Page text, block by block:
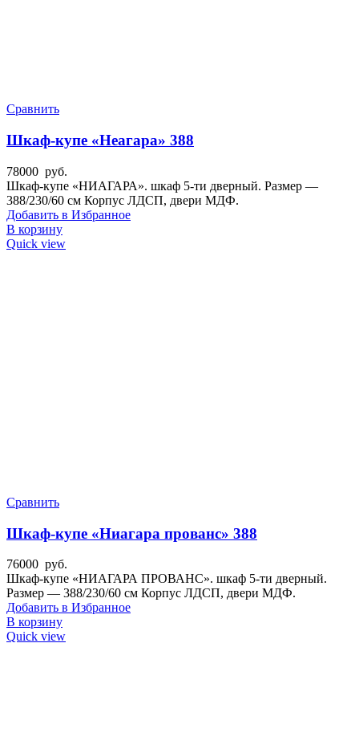
Сравнить
Шкаф-купе «Неагара» 388
78000 руб.
Шкаф-купе «НИАГАРА». шкаф 5-ти дверный. Размер —
388/230/60 см Корпус ЛДСП, двери МДФ.
Добавить в Избранное
В корзину
Quick view
Сравнить
Шкаф-купе «Ниагара прованс» 388
76000 руб.
Шкаф-купе «НИАГАРА ПРОВАНС». шкаф 5-ти дверный.
Размер — 388/230/60 см Корпус ЛДСП, двери МДФ.
Добавить в Избранное
В корзину
Quick view